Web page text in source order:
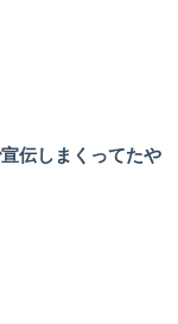
伝しまくってたや